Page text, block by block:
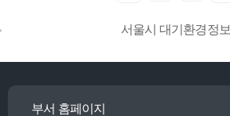
서울시 대기환경정보
부서 홈페이지